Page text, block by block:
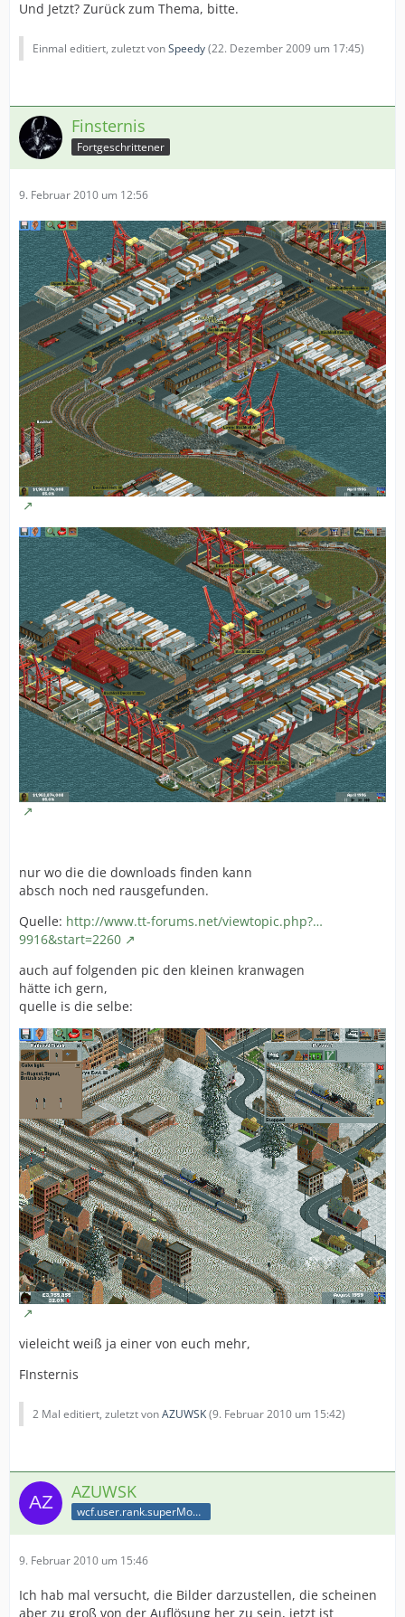
Und Jetzt? Zurück zum Thema, bitte.
Einmal editiert, zuletzt vonSpeedy(22. Dezember 2009 um 17:45)
Finsternis
Fortgeschrittener
9. Februar 2010 um 12:56
nur wo die die downloads finden kann
absch noch ned rausgefunden.
Quelle: http://www.tt-forums.net/viewtopic.php?…
9916&start=2260
auch auf folgenden pic den kleinen kranwagen
hätte ich gern,
quelle is die selbe:
vieleicht weiß ja einer von euch mehr,
FInsternis
2 Mal editiert, zuletzt vonAZUWSK(9. Februar 2010 um 15:42)
AZUWSK
wcf.user.rank.superModerator
9. Februar 2010 um 15:46
Ich hab mal versucht, die Bilder darzustellen, die scheinen
aber zu groß von der Auflösung her zu sein, jetzt ist